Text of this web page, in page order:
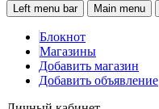
Left menu bar Main menu
Блокнот
Магазины
Добавить магазин
Добавить объявление